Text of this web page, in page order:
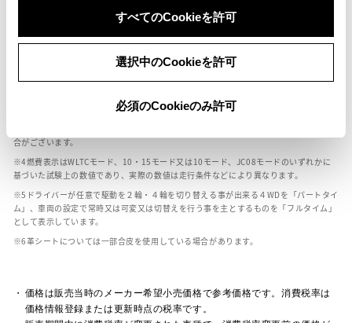
すべてのCookieを許可
選択中のCookieを許可
必須のCookieのみ許可
車の種類、仕様により数値が複数ある場合とサスペンション形式などにより、ホイ
合がございます。
燃費表示はWLTCモード、10・15モード又は10モード、JC08モードのいずれかに
基づいた試験上の数値であり、実際の数値は走行条件などにより異なります。
ドライバーが任意で駆動を２輪・４輪を切り替える事が出来る４WDを「パートタイ
ム」、車両の設定で常時又は可変又は切替えを行う事を主とするものを「フルタイム」
として表示しています。
革シートについては一部合皮を使用している場合があります。
価格は販売当時のメーカー希望小売価格で参考価格です。消費税率は
価格情報登録または更新時点の税率です。